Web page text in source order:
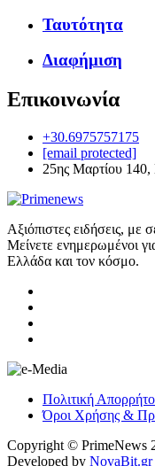
Ταυτότητα
Διαφήμιση
Επικοινωνία
+30.6975757175
[email protected]
25ης Μαρτίου
Αξιόπιστες ειδήσεις,
Μείνετε ενημερωμένοι
Ελλάδα και τον κόσμο.
Πολιτική
Όροι Χρήσης &
Copyright © PrimeNews
Developed by NovaBit.gr